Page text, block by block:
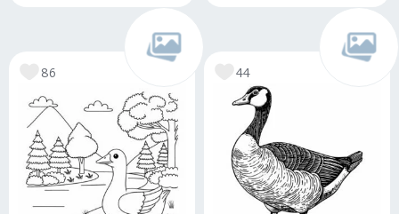
86 44